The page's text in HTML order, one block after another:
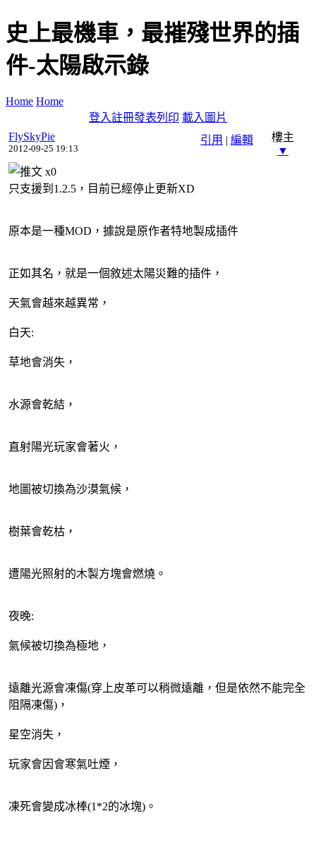
史上最機車，最摧殘世界的插
件-太陽啟示錄
Home Home
登入註冊發表列印 載入圖片
引用 | 編輯
FlySkyPie
2012-09-25 19:13
樓主
▼
x0
只支援到1.2.5，目前已經停止更新XD
原本是一種MOD，據說是原作者特地製成插件
正如其名，就是一個敘述太陽災難的插件，
天氣會越來越異常，
白天:
草地會消失，
水源會乾結，
直射陽光玩家會著火，
地圖被切換為沙漠氣候，
樹葉會乾枯，
遭陽光照射的木製方塊會燃燒。
夜晚:
氣候被切換為極地，
遠離光源會凍傷(穿上皮革可以稍微遠離，但是依然不能完全
阻隔凍傷)，
星空消失，
玩家會因會寒氣吐煙，
凍死會變成冰棒(1*2的冰塊)。